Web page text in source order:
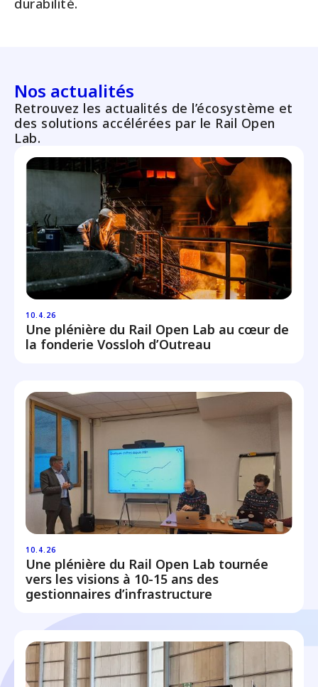
Nos actualités
Retrouvez les actualités de l’écosystème et
des solutions accélérées par le Rail Open
Lab.
10.4.26
Une plénière du Rail Open Lab au cœur de
la fonderie Vossloh d’Outreau
10.4.26
Une plénière du Rail Open Lab tournée
vers les visions à 10-15 ans des
gestionnaires d’infrastructure